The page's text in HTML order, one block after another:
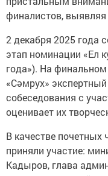
финалистов,
2 декабря 2025 года
этап номинации «Ел
года»). На
«Сәмрух»
собеседования с
оценивает их
В качестве
приняли участие:
Кадыров, глава